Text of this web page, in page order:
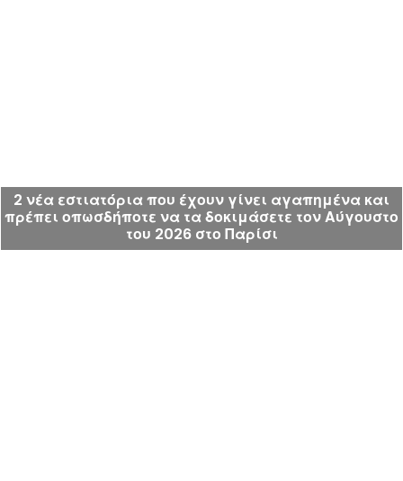
2 νέα εστιατόρια που έχουν γίνει αγαπημένα και
πρέπει οπωσδήποτε να τα δοκιμάσετε τον Αύγουστο
του 2026 στο Παρίσι